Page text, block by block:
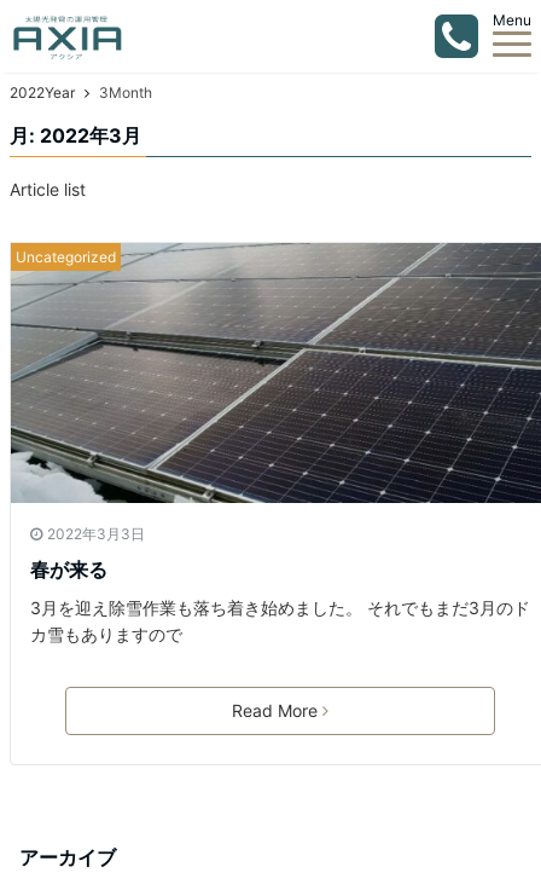
Menu
2022Year 3Month
月: 2022年3月
Article list
Uncategorized
2022年3月3日
春が来る
3月を迎え除雪作業も落ち着き始めました。 それでもまだ3月のド
カ雪もありますので
Read More
アーカイブ